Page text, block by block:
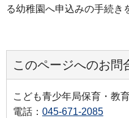
る幼稚園へ申込みの手続き
このページへのお問
こども青少年局保育・教
電話： 045-671-2085